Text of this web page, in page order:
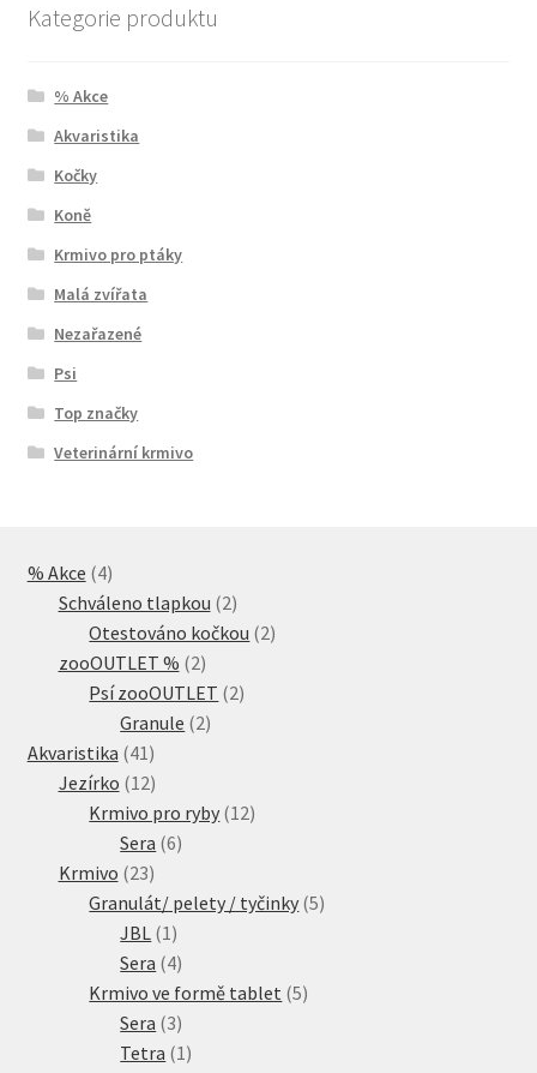
Kategorie produktu
% Akce
Akvaristika
Kočky
Koně
Krmivo pro ptáky
Malá zvířata
Nezařazené
Psi
Top značky
Veterinární krmivo
% Akce 44
produkty
Schváleno tlapkou 22
produkty
Otestováno kočkou 22
zooOUTLET % 22
produkty
Psí zooOUTLET 22
Granule 22
Akvaristika 4141
produktů
Jezírko 1212
produktů
Krmivo pro ryby 1212
Sera 66
Krmivo 2323
produktů
Granulát/ pelety / tyčinky 55
JBL 11
produkt
Sera 44
produkty
Krmivo ve formě tablet 55
Sera 33
produkty
Tetra 11